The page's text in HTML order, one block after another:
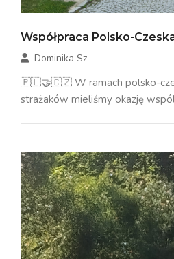
Współpraca Polsko-
Dominika Sz
🇵🇱🤝🇨🇿 W ramach polsko-
strażaków mieliśmy okazję